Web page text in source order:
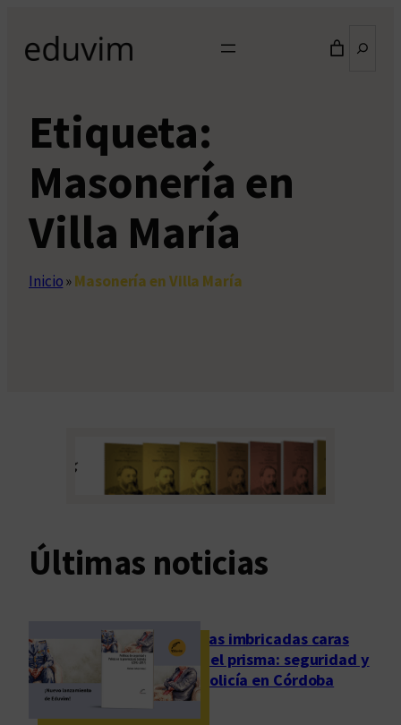
contenido
Etiqueta:
Masonería en
Villa María
Inicio»Masonería en Villa María
Últimas noticias
Las imbricadas caras
del prisma: seguridad y
policía en Córdoba